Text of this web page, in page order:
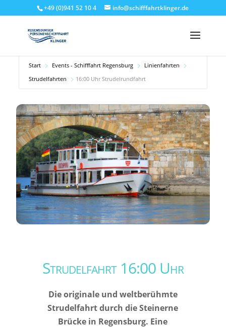
+49 (0)941 52 10 4 info@schifffahrtklinger.de
Start Events - Schifffahrt Regensburg
Linienfahrten
Strudelfahrten
16:00 Uhr Strudelrundfahrt
Strudelfahrt 16:00 Uhr
Die originale und weltberühmte
Strudelfahrt durch die Steinerne
Brücke in Regensburg. Eine